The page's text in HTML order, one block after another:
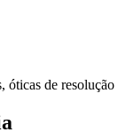
óticas de